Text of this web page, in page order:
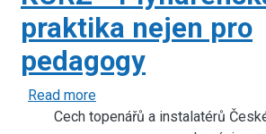
praktika nejen pro
pedagogy
Read more
KURZ
Cech topenářů a instalatérů